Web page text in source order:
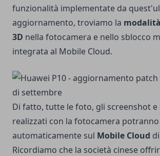
funzionalità implementate da
aggiornamento, troviamo la
3D nella fotocamera e nello sblocco
integrata al Mobile Cloud.
Di fatto, tutte le foto, gli screenshot e
realizzati con la fotocamera
automaticamente sul Mobile Cloud di
Ricordiamo che la società cinese